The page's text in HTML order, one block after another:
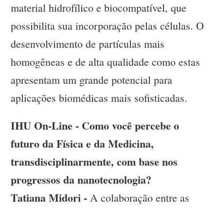
material hidrofílico e biocompatível, que
possibilita sua incorporação pelas células. O
desenvolvimento de partículas mais
homogêneas e de alta qualidade como estas
apresentam um grande potencial para
aplicações biomédicas mais sofisticadas.
IHU On-Line - Como você percebe o
futuro da Física e da Medicina,
transdisciplinarmente, com base nos
progressos da nanotecnologia?
Tatiana Midori - A colaboração entre as